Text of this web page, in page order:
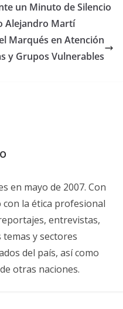
un Minuto de Silencio
Alejandro Martí
Marqués en Atención
y Grupos Vulnerables
en mayo de 2007. Con
la ética profesional
entrevistas,
y sectores
del país, así como
otras naciones.